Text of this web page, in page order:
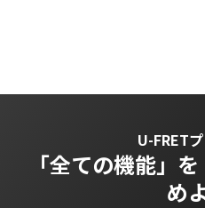
U-FRET
「全ての機能」を
め